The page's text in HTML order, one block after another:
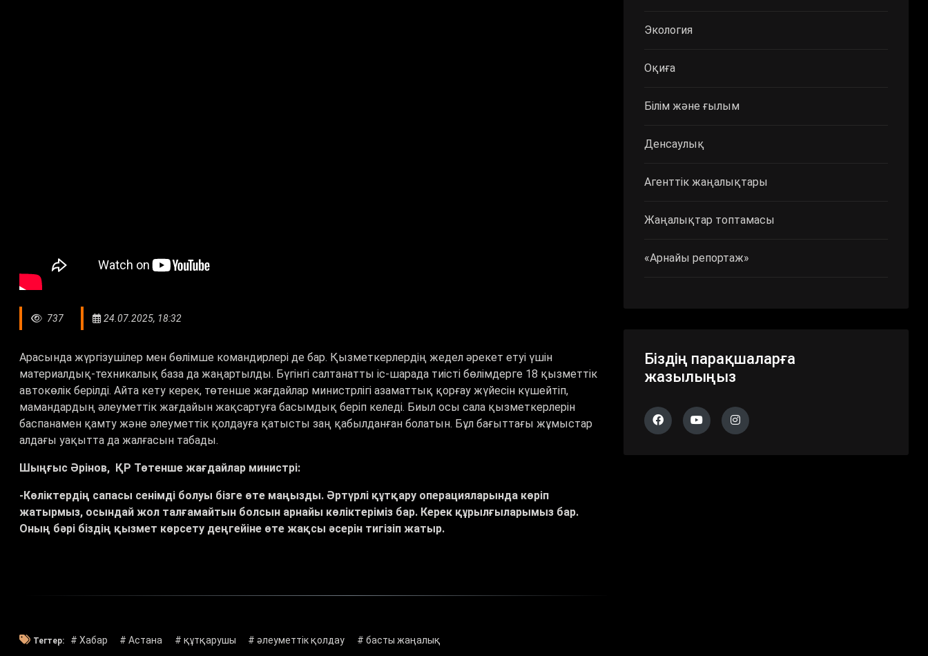
737 24.07.2025, 18:32
Арасында жүргізушілер мен бөлімше командирлері де бар. Қызметкерлердің жедел әрекет етуі үшін
материалдық-техникалық база да жаңартылды. Бүгінгі салтанатты іс-шарада тиісті бөлімдерге 18 қызметтік
автокөлік берілді. Айта кету керек, төтенше жағдайлар министрлігі азаматтық қорғау жүйесін күшейтіп,
мамандардың әлеуметтік жағдайын жақсартуға басымдық беріп келеді. Биыл осы сала қызметкерлерін
баспанамен қамту және әлеуметтік қолдауға қатысты заң қабылданған болатын. Бұл бағыттағы жұмыстар
алдағы уақытта да жалғасын табады.
Шыңғыс Әрінов, ҚР Төтенше жағдайлар министрі:
-Көліктердің сапасы сенімді болуы бізге өте маңызды. Әртүрлі құтқару операцияларында көріп
жатырмыз, осындай жол талғамайтын болсын арнайы көліктеріміз бар. Керек құрылғыларымыз бар.
Оның бәрі біздің қызмет көрсету деңгейіне өте жақсы әсерін тигізіп жатыр.
Тегтер: # Хабар # Астана # құтқарушы # әлеуметтік қолдау
# басты жаңалық
Экология
Оқиға
Білім және ғылым
Денсаулық
Агенттік жаңалықтары
Жаңалықтар топтамасы
«Арнайы репортаж»
Біздің парақшаларға
жазылыңыз